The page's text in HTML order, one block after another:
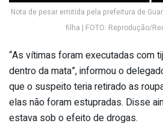
Nota de pesar emitida pela prefeitura de
filha | FOTO: Reprodução/
“As vítimas foram executadas com
dentro da mata”, informou o
que o suspeito teria retirado as
elas não foram estupradas. Disse
estava sob o efeito de drogas.